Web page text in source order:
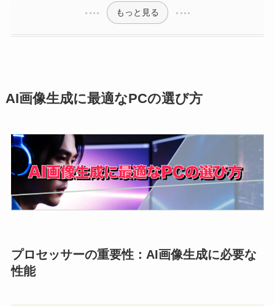
もっと見る
AI画像生成に最適なPCの選び方
プロセッサーの重要性：AI画像生成に必要な
性能